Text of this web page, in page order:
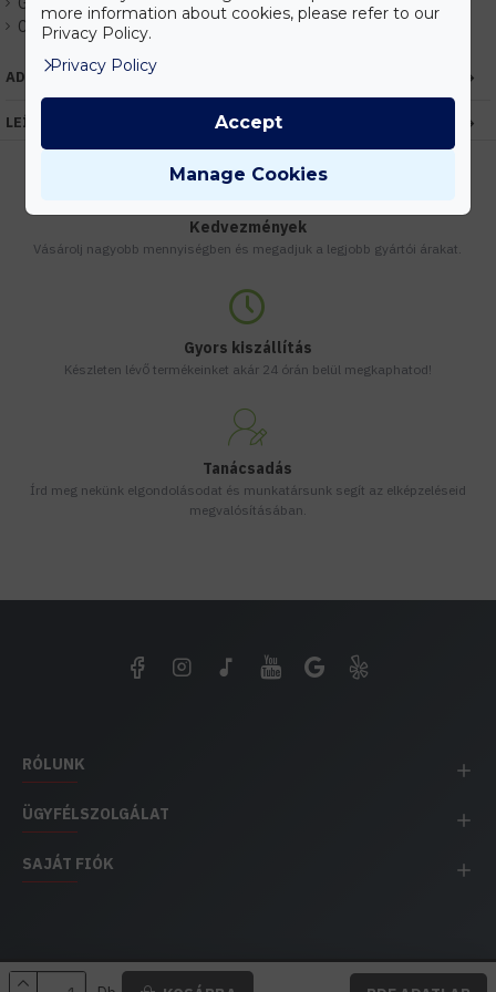
Cikkszám:EHKX25058
ADATOK
LEÍRÁS
Kedvezmények
Vásárolj nagyobb mennyiségben és megadjuk a legjobb gyártói árakat.
Gyors kiszállítás
Készleten lévő termékeinket akár 24 órán belül megkaphatod!
Tanácsadás
Írd meg nekünk elgondolásodat és munkatársunk segít az elképzeléseid
megvalósításában.
RÓLUNK
ÜGYFÉLSZOLGÁLAT
SAJÁT FIÓK
EH IMPEX / Copyright © 1991-2025 Energia Háza
more information about cookies, please refer to our
Privacy Policy.
Privacy Policy
Manage Cookies
Accept